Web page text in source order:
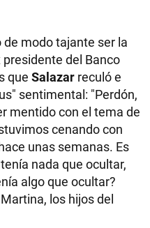
modo tajante ser la
del Banco
que Salazar reculó e
sentimental: "Perdón,
mentido con el tema de
cenando con
unas semanas. Es
nada que ocultar,
algo que ocultar?
los hijos del